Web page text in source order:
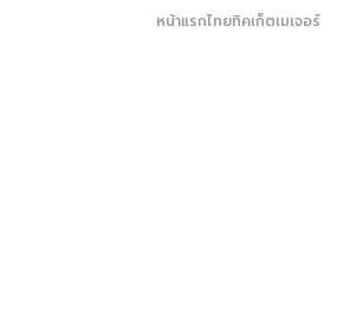
หน้าแรกไทยทิคเก็ตเมเจอร์